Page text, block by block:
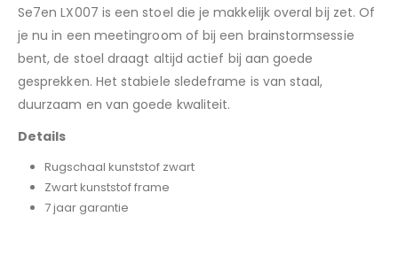
Se7en LX007 is een stoel die je makkelijk overal bij zet. Of
je nu in een meetingroom of bij een brainstormsessie
bent, de stoel draagt altijd actief bij aan goede
gesprekken. Het stabiele sledeframe is van staal,
duurzaam en van goede kwaliteit.
Details
Rugschaal kunststof zwart
Zwart kunststof frame
7 jaar garantie